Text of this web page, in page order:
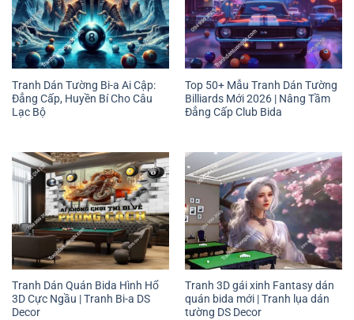
Tranh Dán Tường Bi-a Ai Cập:
Đẳng Cấp, Huyền Bí Cho Câu
Lạc Bộ
Top 50+ Mẫu Tranh Dán Tường
Billiards Mới 2026 | Nâng Tầm
Đẳng Cấp Club Bida
Tranh Dán Quán Bida Hình Hổ
3D Cực Ngầu | Tranh Bi-a DS
Decor
Tranh 3D gái xinh Fantasy dán
quán bida mới | Tranh lụa dán
tường DS Decor